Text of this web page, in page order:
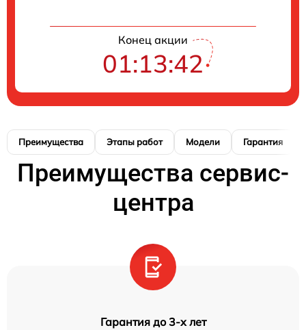
Конец акции
01:13:41
Преимущества Этапы работ Модели Гарантия
Преимущества сервис-
центра
Гарантия до 3-х лет